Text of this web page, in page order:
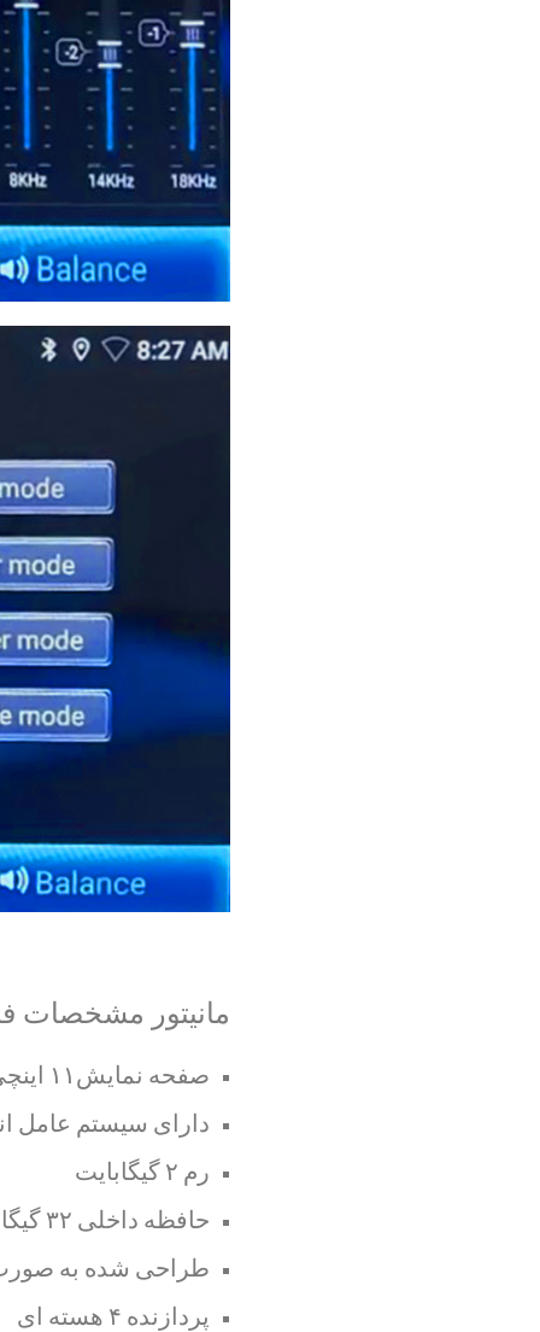
مانیتور مشخصات
صفحه نمایش۱۱ اینچی (۹اینچ تصویر خالص و ۱۱ اینچ همراه با فضای دکمه ها)
دارای سیستم عامل
رم ۲ گیگابایت
حافظه داخلی ۳۲ گیگابایت
طراحی شده به
پردازنده ۴ هسته ای